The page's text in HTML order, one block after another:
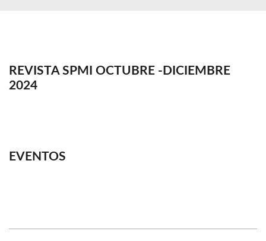
REVISTA SPMI OCTUBRE -DICIEMBRE
2024
EVENTOS